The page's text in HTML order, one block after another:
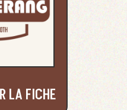
LA FICHE